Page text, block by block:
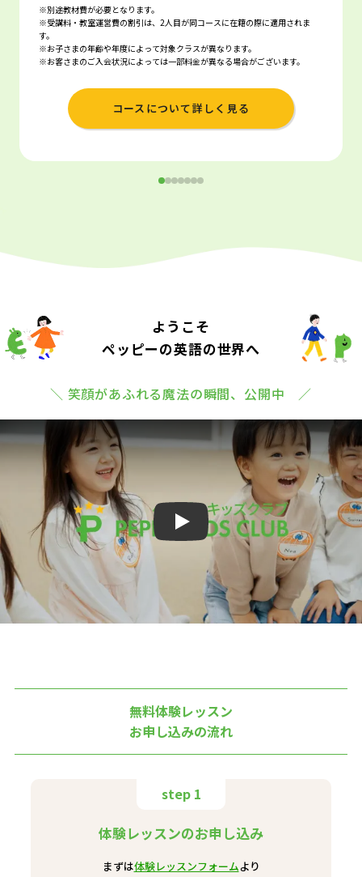
※別途教材費が必要となります。
※受講料・教室運営費の割引は、2人目が同コースに在籍の際に適用されま
す。
※お子さまの年齢や年度によって対象クラスが異なります。
※お客さまのご入会状況によっては一部料金が異なる場合がございます。
コースについて詳しく見る
ようこそ
ペッピーの英語の世界へ
＼ 笑顔があふれる魔法の瞬間、公開中 ／
Play
無料体験レッスン
お申し込みの流れ
step 1
体験レッスンのお申し込み
まずは体験レッスンフォームより